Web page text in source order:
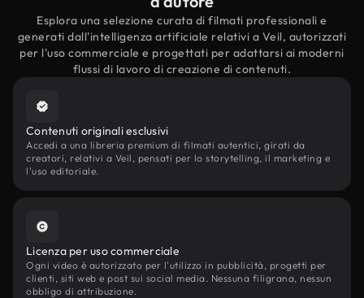
Esplora una selezione curata di filmati professionali e
generati dall'intelligenza artificiale relativi a Veil, autorizzati
per l'uso commerciale e progettati per adattarsi ai moderni
flussi di lavoro di creazione di contenuti.
Contenuti originali esclusivi
Accedi a una libreria premium di filmati autentici, girati da
creatori, relativi a Veil, pensati per lo storytelling, il marketing e
l'uso editoriale.
Licenza per uso commerciale
Ogni video è autorizzato per l'utilizzo in pubblicità, progetti per
clienti, siti web e post sui social media. Nessuna filigrana, nessun
obbligo di attribuzione.